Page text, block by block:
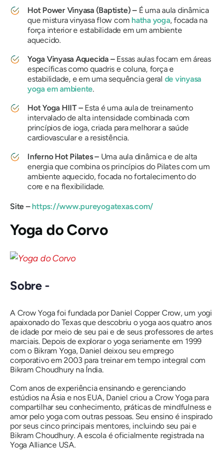
Hot Power Vinyasa (Baptiste) – É uma aula dinâmica
que mistura vinyasa flow com hatha yoga, focada na
força interior e estabilidade em um ambiente
aquecido.
Yoga Vinyasa Aquecida – Essas aulas focam em áreas
específicas como quadris e coluna, força e
estabilidade, e em uma sequência geral de vinyasa
yoga em ambiente.
Hot Yoga HIIT – Esta é uma aula de treinamento
intervalado de alta intensidade combinada com
princípios de ioga, criada para melhorar a saúde
cardiovascular e a resistência.
Inferno Hot Pilates – Uma aula dinâmica e de alta
energia que combina os princípios do Pilates com um
ambiente aquecido, focada no fortalecimento do
core e na flexibilidade.
Site –https://www.pureyogatexas.com/
Yoga do Corvo
Sobre -
A Crow Yoga foi fundada por Daniel Copper Crow, um yogi
apaixonado do Texas que descobriu o yoga aos quatro anos
de idade por meio de seu pai e de seus professores de artes
marciais. Depois de explorar o yoga seriamente em 1999
com o Bikram Yoga, Daniel deixou seu emprego
corporativo em 2003 para treinar em tempo integral com
Bikram Choudhury na Índia.
Com anos de experiência ensinando e gerenciando
estúdios na Ásia e nos EUA, Daniel criou a Crow Yoga para
compartilhar seu conhecimento, práticas de mindfulness e
amor pelo yoga com outras pessoas. Seu ensino é inspirado
por seus cinco principais mentores, incluindo seu pai e
Bikram Choudhury. A escola é oficialmente registrada na
Yoga Alliance USA.